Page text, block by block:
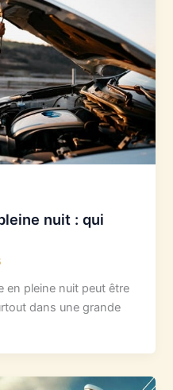
nuit : qui
en pleine nuit peut être
dans une grande